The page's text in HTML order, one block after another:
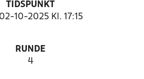
TIDSPUNKT
10-2025 Kl. 17:15
RUNDE
4